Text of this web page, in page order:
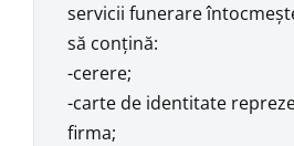
servicii funerare
să conţină:
-cerere;
-carte de identitate
firma;